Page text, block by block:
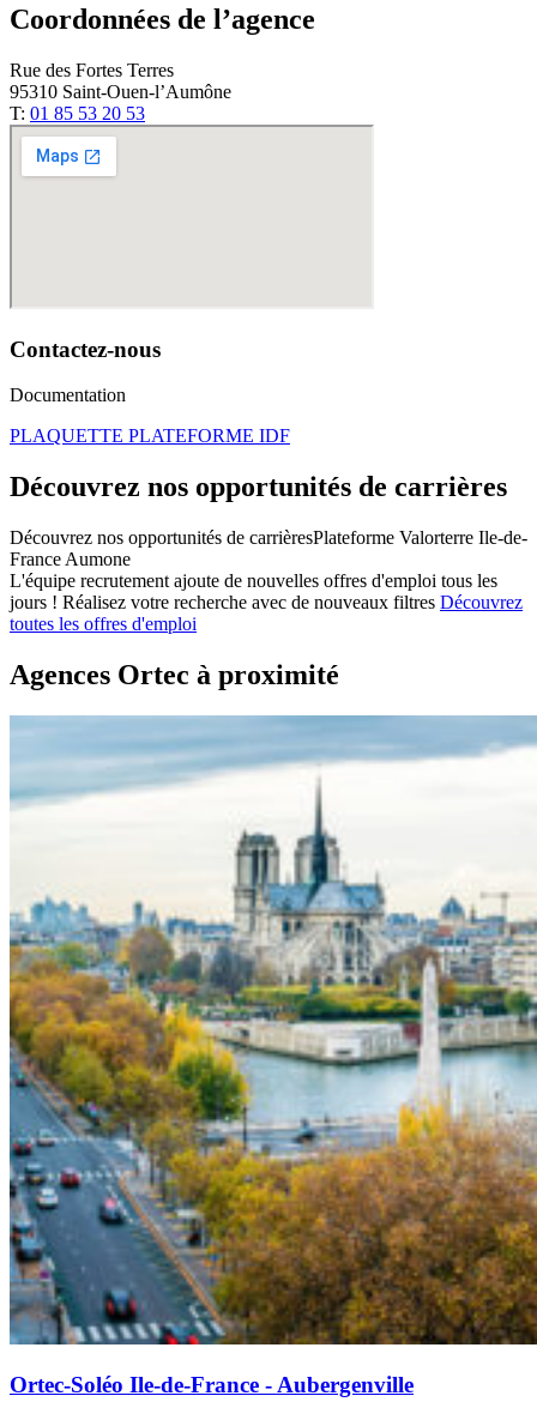
Coordonnées de l’agence
Rue des Fortes Terres
95310 Saint-Ouen-l’Aumône
T: 01 85 53 20 53
Contactez-nous
Documentation
PLAQUETTE PLATEFORME IDF
Découvrez nos opportunités de carrières
Découvrez nos opportunités de carrièresPlateforme Valorterre Ile-de-
France Aumone
L'équipe recrutement ajoute de nouvelles offres d'emploi tous les
jours ! Réalisez votre recherche avec de nouveaux filtres Découvrez
toutes les offres d'emploi
Agences Ortec à proximité
Ortec-Soléo Ile-de-France - Aubergenville